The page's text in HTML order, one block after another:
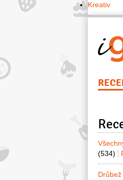
Kreativ
(534)
Drůbež